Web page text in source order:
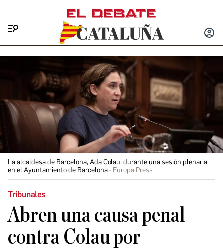
INICIAR
La alcaldesa de Barcelona, Ada Colau, durante una sesión plenaria
en el Ayuntamiento de Barcelona
Europa Press
Tribunales
Abren una causa penal
contra Colau por